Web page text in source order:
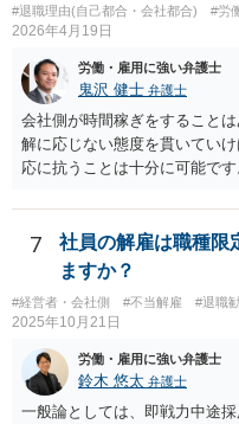
は事案が異なると思われます
さ」＝能力不足ということに
なく解雇ちうことをされたの
ったと評価されることになろ
ですので、一般論的な私見と
さい。
#退職理由(自己都合・会社都合)
#労
2026年4月19日
労働・雇用に強い弁護士
鬼沢 健士 弁護士
会社側が時間稼ぎをすること
解に応じない態度を貫いてい
応に抗うことは十分に可能で
7
社員の解雇は職種限
ますか？
#経営者・会社側 #不当解雇 #退職
2025年10月21日
労働・雇用に強い弁護士
鈴木 悠太 弁護士
一般論としては、即戦力中途